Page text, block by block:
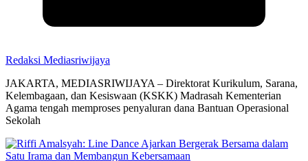
Redaksi Mediasriwijaya
JAKARTA, MEDIASRIWIJAYA – Direktorat Kurikulum, Sarana,
Kelembagaan, dan Kesiswaan (KSKK) Madrasah Kementerian
Agama tengah memproses penyaluran dana Bantuan Operasional
Sekolah